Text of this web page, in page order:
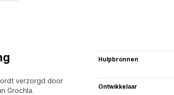
verzorgd door
Grochla.
Hulpbronnen
Ontwikkelaar